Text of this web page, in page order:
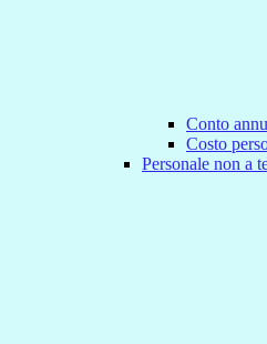
Conto
Costo
Personale non a